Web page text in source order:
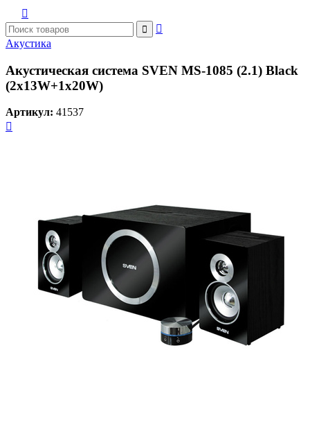



Акустика
Акустическая система SVEN MS-1085 (2.1) Black
(2x13W+1x20W)
Артикул: 41537
